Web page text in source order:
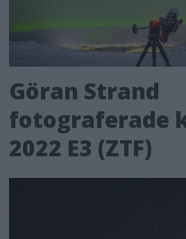
Göran Strand
fotograferade
2022 E3 (ZTF)